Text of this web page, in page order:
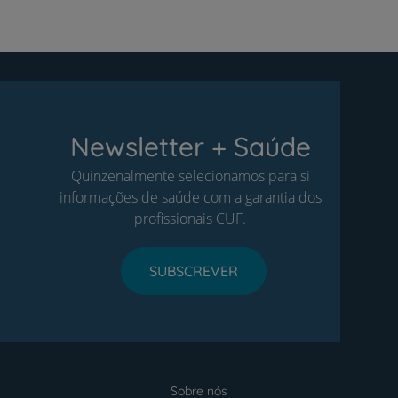
Newsletter + Saúde
Quinzenalmente selecionamos para si
informações de saúde com a garantia dos
profissionais CUF.
SUBSCREVER
Sobre nós